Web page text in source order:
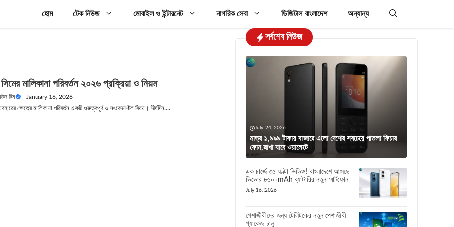
হোম টেক নিউজ মোবাইল ও ইন্টারনেট নাগরিক সেবা ডিজিটাল বাংলাদেশ অন্যান্য
মালিকানা পরিবর্তন ২০২৬ প্রক্রিয়া ও নিয়ম
টিম — January 16, 2026
ক্ষেত্রে মালিকানা পরিবর্তন একটি গুরুত্বপূর্ণ ও সংবেদনশীল বিষয়। দীর্ঘদিন....
সর্বশেষ নিউজ
July 24, 2026
মাত্র ১,৯৯৯ টাকায় বাজারে এলো দেশের সবচেয়ে পাতলা ফিচার
ফোন,রাখা যাবে ওয়ালেটে
এক চার্জে ৩৫ ঘণ্টা ভিডিও! বাংলাদেশে আসছে
ভিভোর ৮১০০mAh ব্যাটারির নতুন স্মার্টফোন
July 16, 2026
পেশাজীবীদের জন্য টেলিটকের নতুন পেশাজীবী
প্যাকেজ চালু